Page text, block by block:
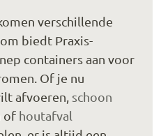
verschillende
biedt Praxis-
containers aan voor
Of je nu
afvoeren, schoon
of houtafval